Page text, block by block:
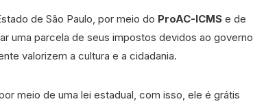
de São Paulo, por meio do ProAC-ICMS e de
uma parcela de seus impostos devidos ao governo
valorizem a cultura e a cidadania.
meio de uma lei estadual, com isso, ele é grátis